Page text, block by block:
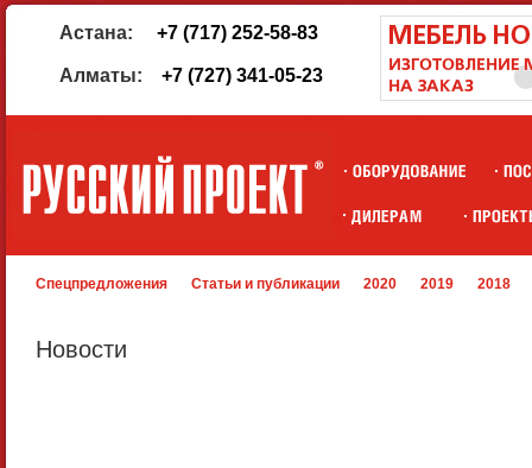
Астана: +7 (717) 252-58-83
Алматы: +7 (727) 341-05-23
Спецпредложения Статьи и публикации 2020 2019 2018
Новости